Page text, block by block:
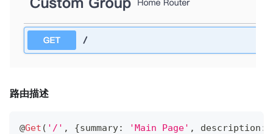
路由描述
@Get ( '/' , {summary: 'Main Page' , description :